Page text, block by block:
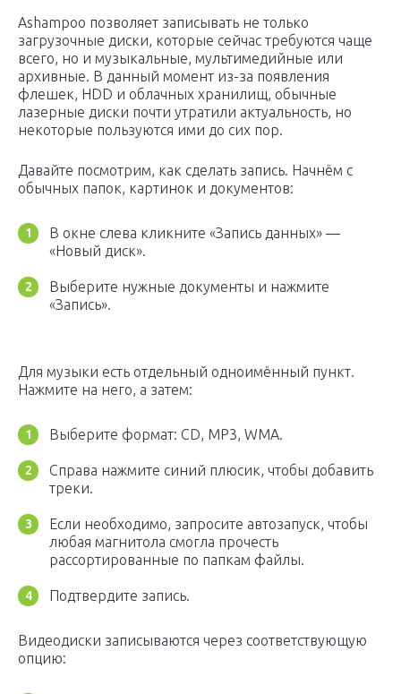
Ashampoo позволяет записывать не только
загрузочные диски, которые сейчас требуются чаще
всего, но и музыкальные, мультимедийные или
архивные. В данный момент из-за появления
флешек, HDD и облачных хранилищ, обычные
лазерные диски почти утратили актуальность, но
некоторые пользуются ими до сих пор.
Давайте посмотрим, как сделать запись. Начнём с
обычных папок, картинок и документов:
В окне слева кликните «Запись данных» —
«Новый диск».
Выберите нужные документы и нажмите
«Запись».
Для музыки есть отдельный одноимённый пункт.
Нажмите на него, а затем:
Выберите формат: CD, MP3, WMA.
Справа нажмите синий плюсик, чтобы добавить
треки.
Если необходимо, запросите автозапуск, чтобы
любая магнитола смогла прочесть
рассортированные по папкам файлы.
Подтвердите запись.
Видеодиски записываются через соответствующую
опцию: